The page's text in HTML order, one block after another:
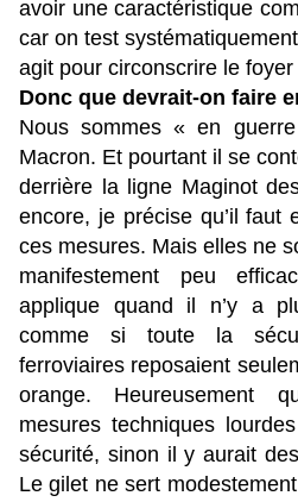
avoir une caractéristique
car on test
agit pour circonscrire le
Donc que devrait-on faire
Nous sommes « en
Macron. Et pourtant il se
derrière la ligne Maginot
encore, je précise qu’il faut
ces mesures. Mais elles ne
manifestement peu
applique quand il n’y a
comme si toute la
ferroviaires reposaient
orange. Heureusement
mesures techniques
sécurité, sinon il y aurait
Le gilet ne sert